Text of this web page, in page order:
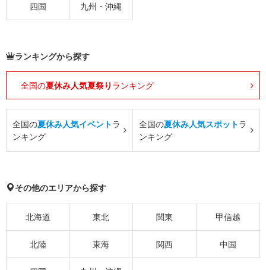
四国 九州・沖縄
ランキングから探す
全国の夏休み人気夏祭り ランキング
全国の夏休み人気イベントラ
ンキング
全国の夏休み人気スポットラ
ンキング
その他のエリアから探す
北海道 東北 関東 甲信越
北陸 東海 関西 中国